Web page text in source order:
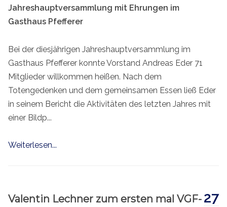
Jahreshauptversammlung mit Ehrungen im
Gasthaus Pfefferer
Bei der diesjährigen Jahreshauptversammlung im
Gasthaus Pfefferer konnte Vorstand Andreas Eder 71
Mitglieder willkommen heißen. Nach dem
Totengedenken und dem gemeinsamen Essen ließ Eder
in seinem Bericht die Aktivitäten des letzten Jahres mit
einer Bildp...
Weiterlesen...
27
Valentin Lechner zum ersten mal VGF-